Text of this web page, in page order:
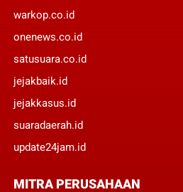
warkop.co.id
onenews.co.id
satusuara.co.id
jejakbaik.id
jejakkasus.id
suaradaerah.id
update24jam.id
MITRA PERUSAHAAN